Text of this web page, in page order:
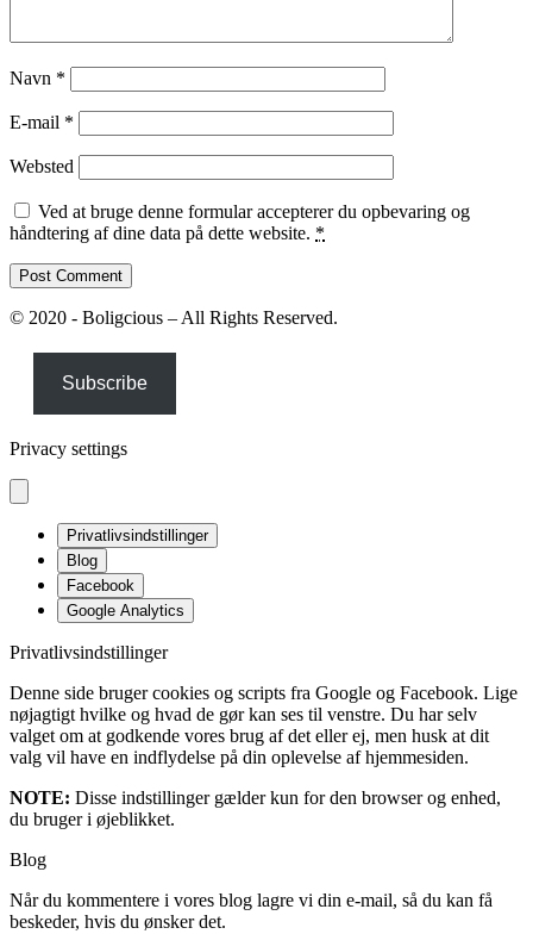
Navn *
E-mail *
Websted
Ved at bruge denne formular accepterer du opbevaring og
håndtering af dine data på dette website. *
© 2020 - Boligcious – All Rights Reserved.
Subscribe
Privacy settings
Privatlivsindstillinger
Blog
Facebook
Google Analytics
Privatlivsindstillinger
Denne side bruger cookies og scripts fra Google og Facebook. Lige
nøjagtigt hvilke og hvad de gør kan ses til venstre. Du har selv
valget om at godkende vores brug af det eller ej, men husk at dit
valg vil have en indflydelse på din oplevelse af hjemmesiden.
NOTE: Disse indstillinger gælder kun for den browser og enhed,
du bruger i øjeblikket.
Blog
Når du kommentere i vores blog lagre vi din e-mail, så du kan få
beskeder, hvis du ønsker det.